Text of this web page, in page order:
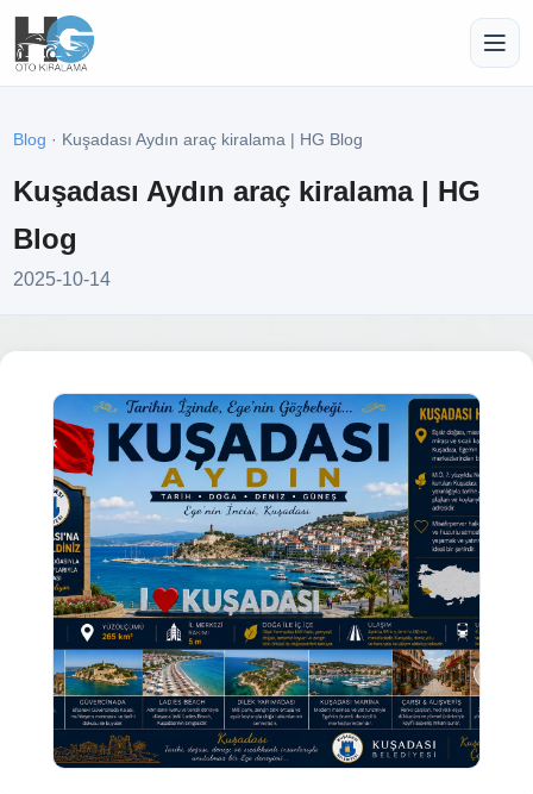
Blog · Kuşadası Aydın araç kiralama | HG Blog
Kuşadası Aydın araç kiralama | HG
Blog
2025-10-14